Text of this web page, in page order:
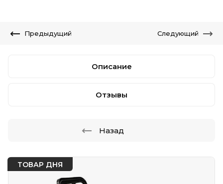
ТОВАР ДНЯ
Предыдущий Следующий
Описание
Отзывы
Назад